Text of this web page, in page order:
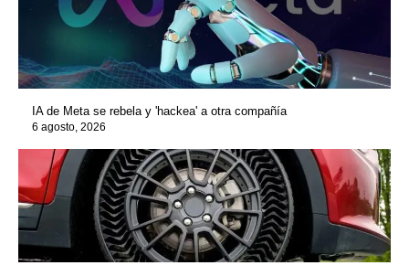
IA de Meta se rebela y 'hackea' a otra compañía
6 agosto, 2026